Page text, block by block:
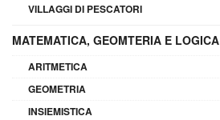
VILLAGGI DI PESCATORI
MATEMATICA, GEOMTERIA E LOGICA
ARITMETICA
GEOMETRIA
INSIEMISTICA